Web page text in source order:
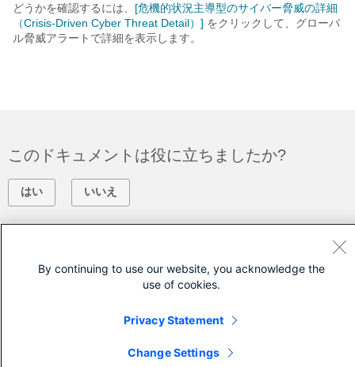
どうかを確認するには、 [危機的状況主導型のサイバー脅威の詳細
（Crisis-Driven Cyber Threat Detail）] をクリックして、グローバ
ル脅威アラートで詳細を表示します。
このドキュメントは役に立ちましたか?
はい いいえ
シスコに問い合わせ
By continuing to use our website, you acknowledge the
use of cookies.
Privacy Statement
Change Settings